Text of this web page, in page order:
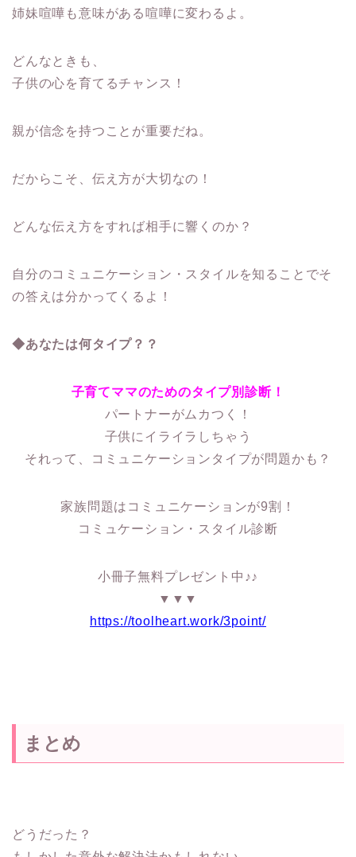
姉妹喧嘩も意味がある喧嘩に変わるよ。
どんなときも、
子供の心を育てるチャンス！
親が信念を持つことが重要だね。
だからこそ、伝え方が大切なの！
どんな伝え方をすれば相手に響くのか？
自分のコミュニケーション・スタイルを知ることでそ
の答えは分かってくるよ！
◆あなたは何タイプ？？
子育てママのためのタイプ別診断！
パートナーがムカつく！
子供にイライラしちゃう
それって、コミュニケーションタイプが問題かも？
家族問題はコミュニケーションが9割！
コミュケーション・スタイル診断
小冊子無料プレゼント中♪♪
▼▼▼
https://toolheart.work/3point/
まとめ
どうだった？